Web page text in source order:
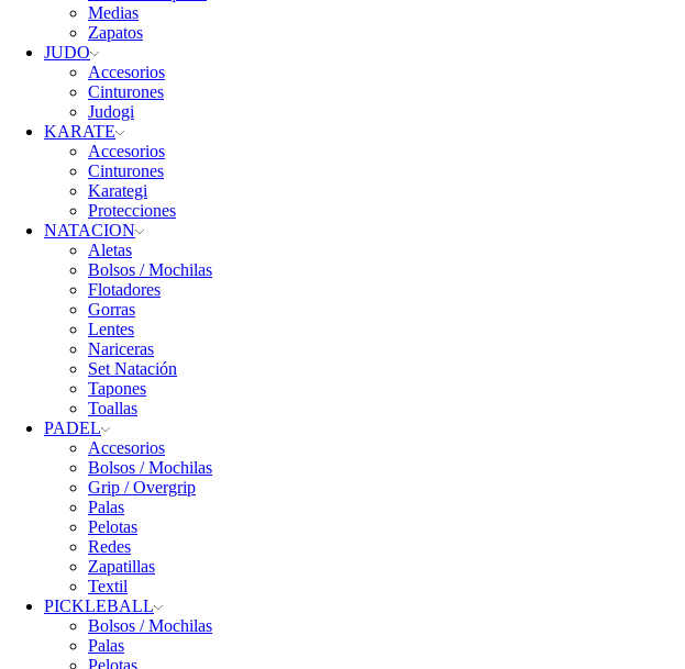
Medias
Zapatos
JUDO
Accesorios
Cinturones
Judogi
KARATE
Accesorios
Cinturones
Karategi
Protecciones
NATACION
Aletas
Bolsos / Mochilas
Flotadores
Gorras
Lentes
Nariceras
Set Natación
Tapones
Toallas
PADEL
Accesorios
Bolsos / Mochilas
Grip / Overgrip
Palas
Pelotas
Redes
Zapatillas
Textil
PICKLEBALL
Bolsos / Mochilas
Palas
Pelotas